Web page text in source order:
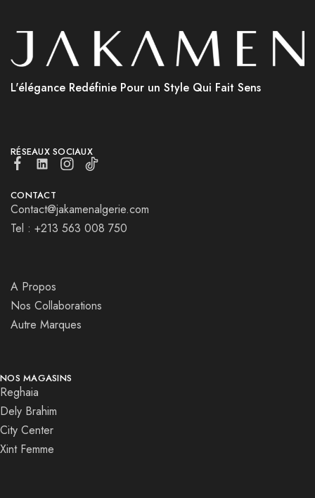
L'élégance Redéfinie Pour un Style Qui Fait Sens
RÉSEAUX SOCIAUX
CONTACT
Contact@jakamenalgerie.com
Tel : +213 563 008 750
A Propos
Nos Collaborations
Autre Marques
NOS MAGASINS
Reghaia
Dely Brahim
City Center
Xint Femme